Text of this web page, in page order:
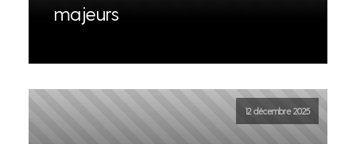
majeurs
12 décembre 2025